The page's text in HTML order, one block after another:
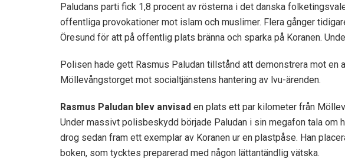
Paludans parti fick 1,8 procent av rösterna i det danska
offentliga provokationer mot islam och muslimer. Flera gånger
Öresund för att på offentlig plats bränna och sparka på Koranen.
Polisen hade gett Rasmus Paludan tillstånd att demonstrera mot en
Möllevångstorget mot socialtjänstens hantering av lvu-ärenden.
Rasmus Paludan blev anvisad en plats ett par kilometer från
Under massivt polisbeskydd började Paludan i sin megafon tala om
drog sedan fram ett exemplar av Koranen ur en plastpåse. Han
boken, som tycktes preparerad med någon lättantändlig vätska.